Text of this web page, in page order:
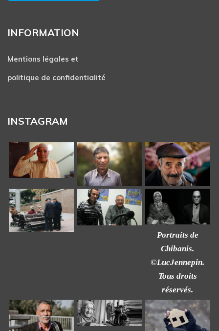
INFORMATION
Mentions légales et
politique de confidentialité
INSTAGRAM
Portraits de
Chibanis.
©LucJennepin.
Tous droits
réservés.